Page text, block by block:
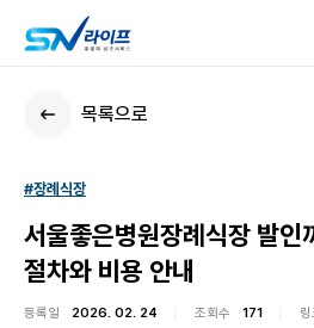
목록으로
#장례식장
서울좋은병원장례식장 발인
절차와 비용 안내
등록일 2026. 02. 24 조회수 171